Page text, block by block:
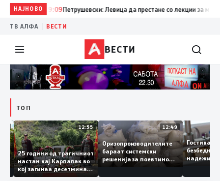
НАЈНОВО
19:09Петрушевски: Левица да престане со лекции за морал
ТВ АЛФА ВЕСТИ
ВЕСТИ
ТОП
13:04 12:55
25 години од трагичниот
настан кај Карпалак во
кој загинаа десетмина
македонски бранители
12:49
Оризопроизводителите
бараат системски
решенија за поевтино
производство